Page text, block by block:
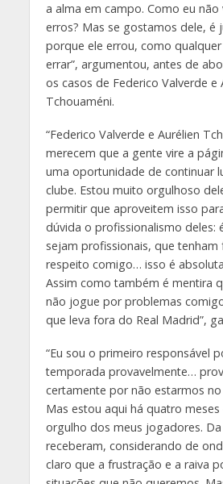
a alma em campo. Como eu
erros? Mas se gostamos dele, é
porque ele errou, como
errar”, argumentou, antes de
os casos de Federico Valverde e
Tchouaméni.
“Federico Valverde e Aurélien
merecem que a gente vire a
uma oportunidade de continuar
clube. Estou muito orgulhoso
permitir que aproveitem isso
dúvida o profissionalismo deles:
sejam profissionais, que
respeito comigo… isso é
Assim como também é mentira
não jogue por problemas
que leva fora do Real Madrid”,
“Eu sou o primeiro responsável
temporada provavelmente…
certamente por não estarmos
Mas estou aqui há quatro
orgulho dos meus jogadores.
receberam, considerando de
claro que a frustração e a raiva